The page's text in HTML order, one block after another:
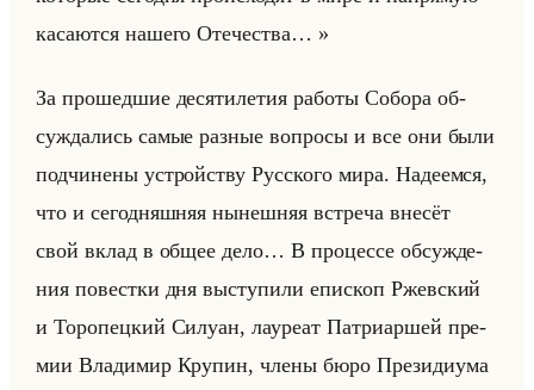
касаются нашего Отечества… »
За про­шед­шие де­ся­ти­ле­тия ра­бо­ты Со­бо­ра об­
суж­да­лись самые раз­ные во­про­сы и все они были
под­чи­не­ны устройству Рус­ско­го мира. На­де­ем­ся,
что и се­го­дняш­няя ны­неш­няя встре­ча вне­сёт
свой вклад в общее дело… В про­цес­се об­суж­де­
ния по­вест­ки дня вы­сту­пи­ли епи­скоп Ржев­ский
и То­ро­пец­кий Си­лу­ан, ла­уре­ат Пат­ри­ар­шей пре­
мии Вла­ди­мир Кру­пин, члены бюро Пре­зи­ди­ума